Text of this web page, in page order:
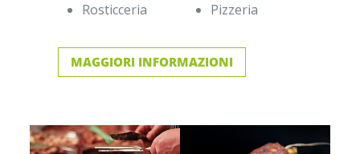
Rosticceria
Pizzeria
MAGGIORI INFORMAZIONI